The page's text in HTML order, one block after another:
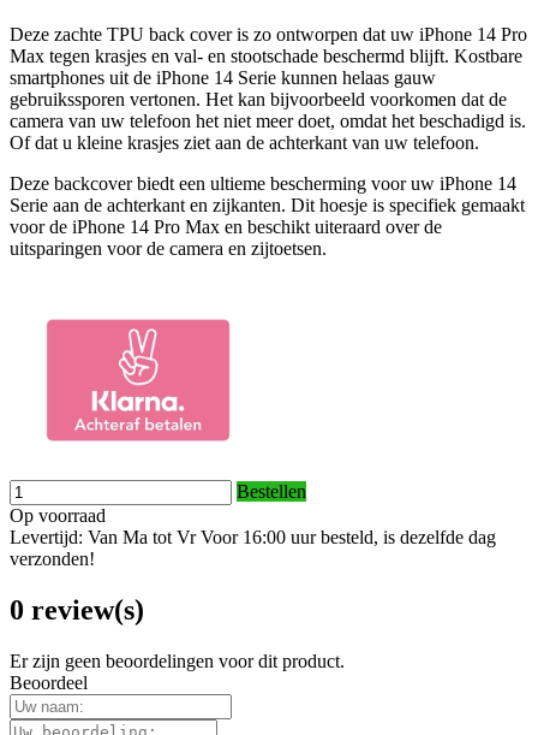
Deze zachte TPU back cover is zo ontworpen dat uw iPhone 14 Pro
Max tegen krasjes en val- en stootschade beschermd blijft. Kostbare
smartphones uit de iPhone 14 Serie kunnen helaas gauw
gebruikssporen vertonen. Het kan bijvoorbeeld voorkomen dat de
camera van uw telefoon het niet meer doet, omdat het beschadigd is.
Of dat u kleine krasjes ziet aan de achterkant van uw telefoon.
Deze backcover biedt een ultieme bescherming voor uw iPhone 14
Serie aan de achterkant en zijkanten. Dit hoesje is specifiek gemaakt
voor de iPhone 14 Pro Max en beschikt uiteraard over de
uitsparingen voor de camera en zijtoetsen.
Bestellen
Op voorraad
Levertijd: Van Ma tot Vr Voor 16:00 uur besteld, is dezelfde dag
verzonden!
0 review(s)
Er zijn geen beoordelingen voor dit product.
Beoordeel